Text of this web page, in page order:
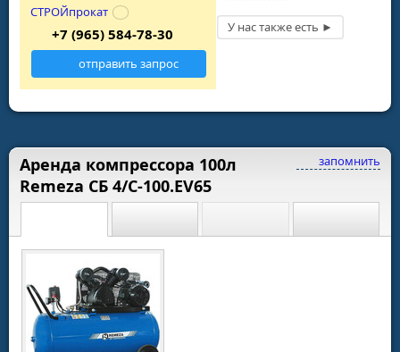
СТРОЙпрокат
+7 (965) 584-78-30
отправить запрос
запомнить
Аренда компрессора 100л
Remeza СБ 4/C-100.EV65